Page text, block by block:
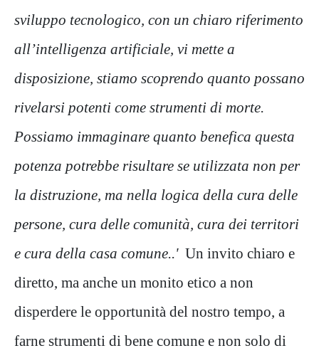
sviluppo tecnologico, con un chiaro riferimento
all’intelligenza artificiale, vi mette a
disposizione, stiamo scoprendo quanto possano
rivelarsi potenti come strumenti di morte.
Possiamo immaginare quanto benefica questa
potenza potrebbe risultare se utilizzata non per
la distruzione, ma nella logica della cura delle
persone, cura delle comunità, cura dei territori
e cura della casa comune. .' Un invito chiaro e
diretto, ma anche un monito etico a non
disperdere le opportunità del nostro tempo, a
farne strumenti di bene comune e non solo di